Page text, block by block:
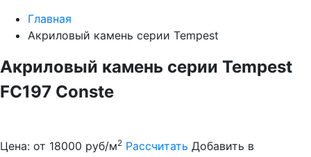
Главная
Акриловый камень серии Tempest
Акриловый камень серии Tempest
FC197 Conste
Цена: от 18000 руб/м2 Рассчитать Добавить в